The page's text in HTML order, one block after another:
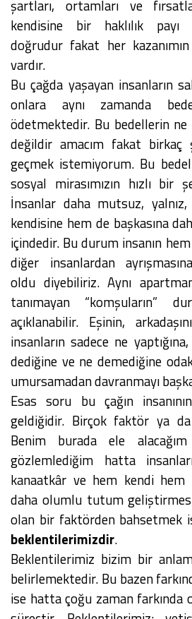
şartları, ortamları ve
kendisine bir haklılık payı
doğrudur fakat her
vardır.
Bu çağda yaşayan insanların
onlara aynı zamanda
ödetmektedir. Bu bedellerin
değildir amacım fakat birkaç
geçmek istemiyorum. Bu
sosyal mirasımızın hızlı bir
İnsanlar daha mutsuz,
kendisine hem de başkasına
içindedir. Bu durum insanın
diğer insanlardan
oldu diyebiliriz. Aynı
tanımayan “komşuların”
açıklanabilir. Eşinin,
insanların sadece ne
dediğine ve ne demediğine
umursamadan davranmayı
Esas soru bu çağın
geldiğidir. Birçok faktör ya
Benim burada ele
gözlemlediğim hatta
kanaatkâr ve hem kendi hem
daha olumlu tutum
olan bir faktörden bahsetmek
beklentilerimizdir.
Beklentilerimiz bizim bir
belirlemektedir. Bu bazen
ise hatta çoğu zaman farkında